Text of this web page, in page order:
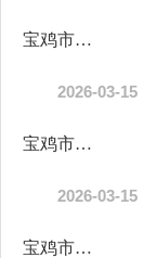
宝鸡市陈仓区水利局（汇总）2026年部门预算公开说明
2026-03-15
宝鸡市陈仓区水资源事务中心2026年单位预算公开说明
2026-03-15
宝鸡市陈仓区虢镇街道中心幼儿园2026年单位预算